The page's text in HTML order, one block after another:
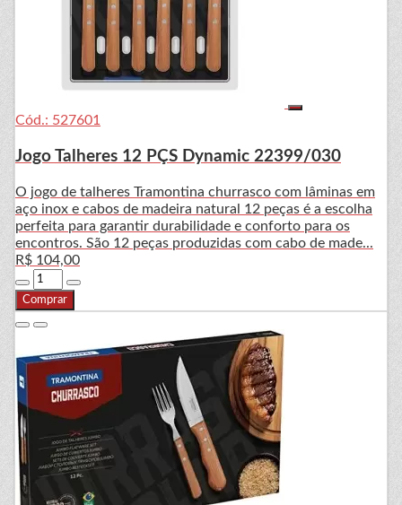
Cód.: 527601
Jogo Talheres 12 PÇS Dynamic 22399/030
O jogo de talheres Tramontina churrasco com lâminas em
aço inox e cabos de madeira natural 12 peças é a escolha
perfeita para garantir durabilidade e conforto para os
encontros. São 12 peças produzidas com cabo de made...
R$ 104,00
Comprar